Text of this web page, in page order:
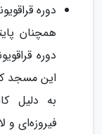
دوره
همچنان
دوره
این مسجد
به دلیل
فیروزه‌ای و